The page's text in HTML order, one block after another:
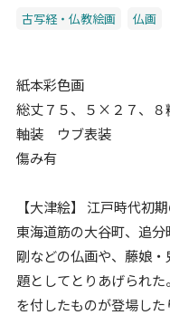
古写経・仏教絵画 仏画
紙本彩色画
総丈７５、５×２７、８
軸装 ウブ表装
傷み有
【大津絵】 江戸時代初
東海道筋の大谷町、追
剛などの仏画や、藤娘
題としてとりあげられた
を付したものが登場し